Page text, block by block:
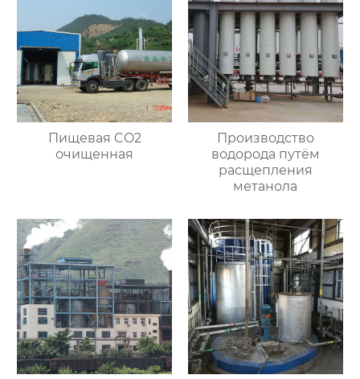
Пищевая CO2
очищенная
Производство
водорода путём
расщепления
метанола